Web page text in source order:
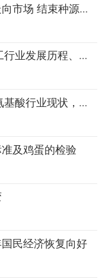
白羽肉鸡品种加快走向市场 结束种源全部依赖进口的被动局面
2023年中国食品加工行业发展历程、市场现状、产业链上下游及展望「图」
2023年全球及中国氨基酸行业现状，将逐步向高端产品和技术转型「图」
及鸡蛋的检验
民经济恢复向好